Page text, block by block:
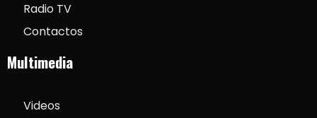
Radio TV
Contactos
Multimedia
Videos